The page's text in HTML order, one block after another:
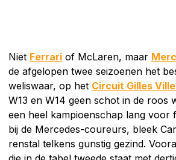
Niet Ferrari of McLaren, maar
de afgelopen twee seizoenen het
weliswaar, op het Circuit Gilles
W13 en W14 geen schot in de roos
een heel kampioenschap lang voor
bij de Mercedes-coureurs, bleek
renstal telkens gunstig gezind.